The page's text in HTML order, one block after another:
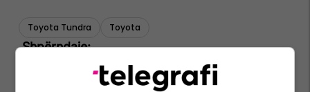
Toyota Tundra Toyota